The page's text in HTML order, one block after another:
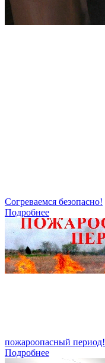
Согреваемся безопасно!
Подробнее
пожароопасный период!
Подробнее